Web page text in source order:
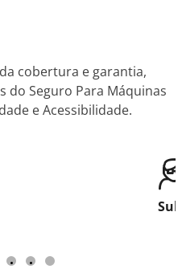
cobertura e garantia,
do Seguro Para Máquinas
e Acessibilidade.
4 5 6